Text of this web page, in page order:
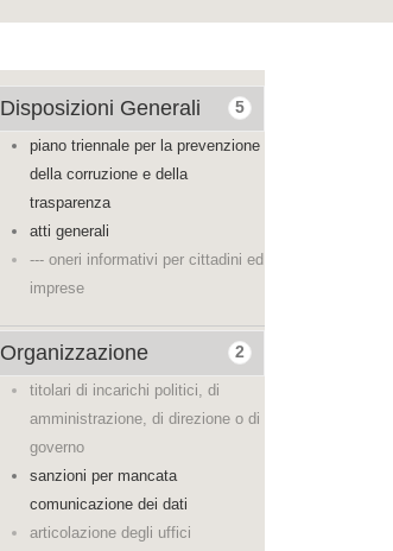
5
Disposizioni Generali
piano triennale per la prevenzione
della corruzione e della
trasparenza
atti generali
--- oneri informativi per cittadini ed
imprese
2
Organizzazione
titolari di incarichi politici, di
amministrazione, di direzione o di
governo
sanzioni per mancata
comunicazione dei dati
articolazione degli uffici